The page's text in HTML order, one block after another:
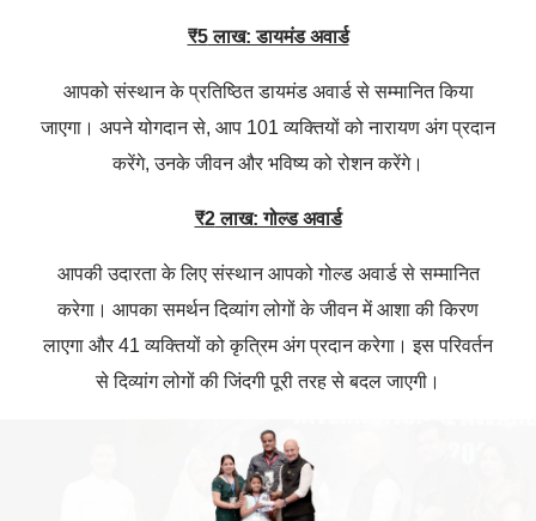
₹5लाख: डायमंड अवार्ड
आपको संस्थान के प्रतिष्ठित डायमंड अवार्ड से सम्मानित किया
जाएगा। अपने योगदान से, आप 101 व्यक्तियों को नारायण अंग प्रदान
करेंगे, उनके जीवन और भविष्य को रोशन करेंगे।
₹2लाख: गोल्ड अवार्ड
आपकी उदारता के लिए संस्थान आपको गोल्ड अवार्ड से सम्मानित
करेगा। आपका समर्थन दिव्यांग लोगों के जीवन में आशा की किरण
लाएगा और 41 व्यक्तियों को कृत्रिम अंग प्रदान करेगा। इस परिवर्तन
से दिव्यांग लोगों की जिंदगी पूरी तरह से बदल जाएगी।